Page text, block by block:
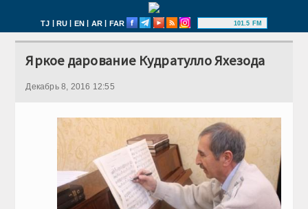
TJ | RU | EN | AR | FAR 101.5 FM
Яркое дарование Кудратулло Яхезода
Декабрь 8, 2016 12:55